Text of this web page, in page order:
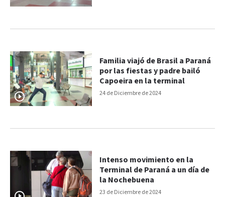
24 de Diciembre de 2024
Familia viajó de Brasil a Paraná
por las fiestas y padre bailó
Capoeira en la terminal
23 de Diciembre de 2024
Intenso movimiento en la
Terminal de Paraná a un día de
la Nochebuena